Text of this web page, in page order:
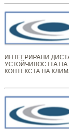
ИНТЕГРИРАНИ
УСТОЙЧИВОСТТА
КОНТЕКСТА НА